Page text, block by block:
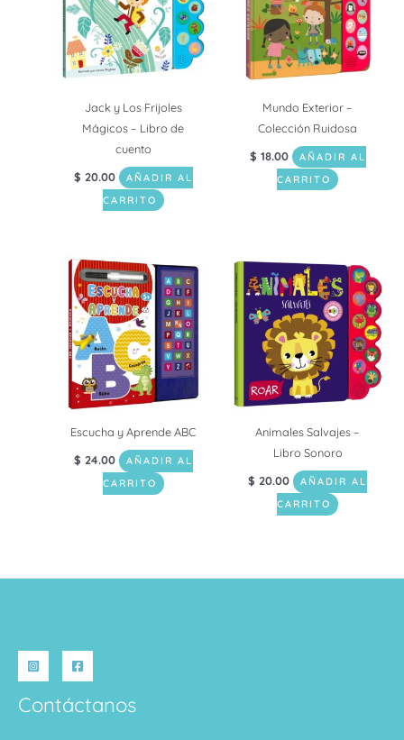
Jack y Los Frijoles
Mágicos – Libro de
cuento
$ 20.00
AÑADIR AL
CARRITO
Mundo Exterior –
Colección Ruidosa
$ 18.00
AÑADIR AL
CARRITO
Escucha y Aprende ABC
$ 24.00
AÑADIR AL
CARRITO
Animales Salvajes –
Libro Sonoro
$ 20.00
AÑADIR AL
CARRITO
Contáctanos